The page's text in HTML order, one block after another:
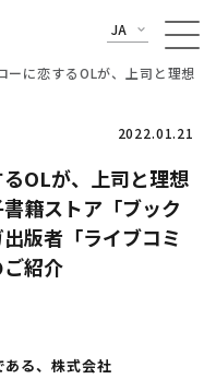
JA
ーに恋するOLが、上司と理想
2022.01.21
OLが、上司と理想
籍ストア「ブック
版者「ライブコミ
紹介
る、株式会社